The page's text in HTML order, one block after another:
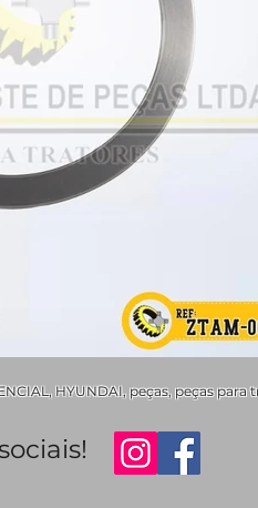
HYUNDAI, peças, peças para